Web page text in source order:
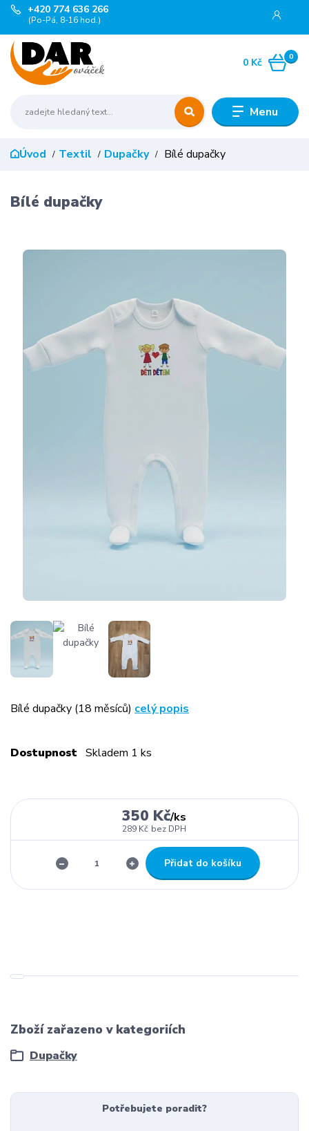
Menu
+420 774 636 266
(Po-Pá, 8-16 hod.)
0
0 Kč
Úvod Textil Dupačky Bílé dupačky
Bílé dupačky
Bílé dupačky (18 měsíců) celý popis
Dostupnost Skladem 1 ks
350 Kč/ks
289 Kč bez DPH
Přidat do košíku
Zboží zařazeno v kategoriích
Dupačky
Potřebujete poradit?